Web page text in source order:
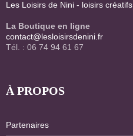
Les Loisirs de Nini - loisirs créatifs
La Boutique en ligne
contact@lesloisirsdenini.fr
Tél. : 06 74 94 61 67
À PROPOS
Partenaires